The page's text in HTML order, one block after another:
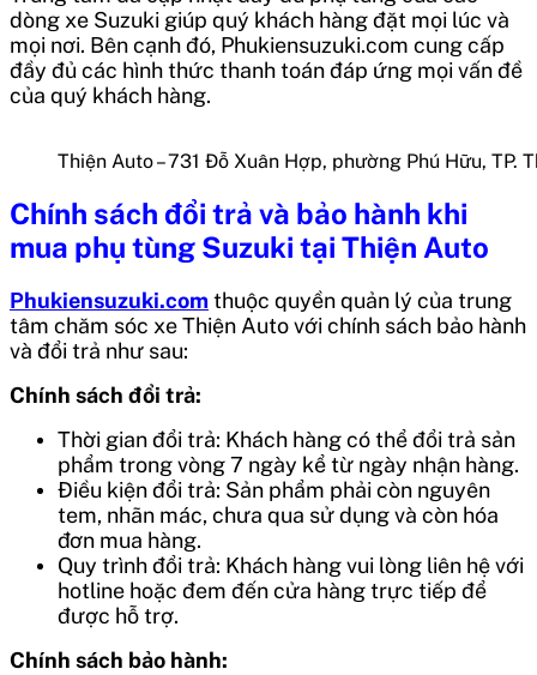
dòng xe Suzuki giúp quý khách hàng đặt mọi lúc và
mọi nơi. Bên cạnh đó, Phukiensuzuki.com cung cấp
đầy đủ các hình thức thanh toán đáp ứng mọi vấn đề
của quý khách hàng.
Thiện Auto – 731 Đỗ Xuân Hợp, phường Phú Hữu, TP.
Chính sách đổi trả và bảo hành khi
mua phụ tùng Suzuki tại Thiện Auto
Phukiensuzuki.comthuộc quyền quản lý của trung
tâm chăm sóc xe Thiện Auto với chính sách bảo hành
và đổi trả như sau:
Chính sách đổi trả:
Thời gian đổi trả: Khách hàng có thể đổi trả sản
phẩm trong vòng 7 ngày kể từ ngày nhận hàng.
Điều kiện đổi trả: Sản phẩm phải còn nguyên
tem, nhãn mác, chưa qua sử dụng và còn hóa
đơn mua hàng.
Quy trình đổi trả: Khách hàng vui lòng liên hệ với
hotline hoặc đem đến cửa hàng trực tiếp để
được hỗ trợ.
Chính sách bảo hành: